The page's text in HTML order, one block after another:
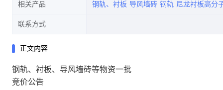
相关产品 钢轨、衬板 导风墙砖 钢轨 尼龙衬板高分
联系方式
正文内容
钢轨、衬板、导风墙砖等物资一批
竞价公告